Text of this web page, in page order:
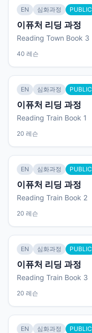
EN 심화과정 PUBLIC
이퓨처 리딩 과정
Reading Town Book 3
40 레슨
EN 심화과정 PUBLIC
이퓨처 리딩 과정
Reading Train Book 1
20 레슨
EN 심화과정 PUBLIC
이퓨처 리딩 과정
Reading Train Book 2
20 레슨
EN 심화과정 PUBLIC
이퓨처 리딩 과정
Reading Train Book 3
20 레슨
EN 심화과정 PUBLIC